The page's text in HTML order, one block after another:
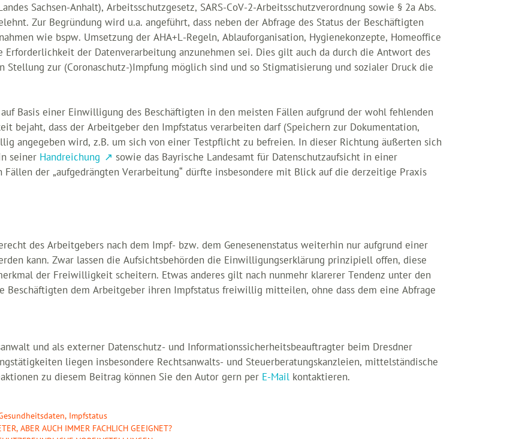
Sachsen-Anhalt), Arbeitsschutzgesetz, SARS-CoV-2-Arbeitsschutzverordnung sowie § 2a Abs.
Zur Begründung wird u.a. angeführt, dass neben der Abfrage des Status der Beschäftigten
wie bspw. Umsetzung der AHA+L-Regeln, Ablauforganisation, Hygienekonzepte, Homeoffice
der Datenverarbeitung anzunehmen sei. Dies gilt auch da durch die Antwort des
Stellung zur (Coronaschutz-)Impfung möglich sind und so Stigmatisierung und sozialer Druck die
Basis einer Einwilligung des Beschäftigten in den meisten Fällen aufgrund der wohl fehlenden
bejaht, dass der Arbeitgeber den Impfstatus verarbeiten darf (Speichern zur Dokumentation,
angegeben wird, z.B. um sich von einer Testpflicht zu befreien. In dieser Richtung äußerten sich
seiner Handreichung
sowie das Bayrische Landesamt für Datenschutzaufsicht in einer
Fällen der „aufgedrängten Verarbeitung“ dürfte insbesondere mit Blick auf die derzeitige Praxis
des Arbeitgebers nach dem Impf- bzw. dem Genesenenstatus weiterhin nur aufgrund einer
kann. Zwar lassen die Aufsichtsbehörden die Einwilligungserklärung prinzipiell offen, diese
der Freiwilligkeit scheitern. Etwas anderes gilt nach nunmehr klarerer Tendenz unter den
dem Arbeitgeber ihren Impfstatus freiwillig mitteilen, ohne dass dem eine Abfrage
und als externer Datenschutz- und Informationssicherheitsbeauftragter beim Dresdner
liegen insbesondere Rechtsanwalts- und Steuerberatungskanzleien, mittelständische
zu diesem Beitrag können Sie den Autor gern per E-Mail kontaktieren.
, Impfstatus
ABER AUCH IMMER FACHLICH GEEIGNET?